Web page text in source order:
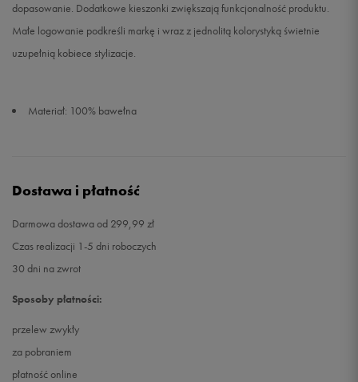
dopasowanie. Dodatkowe kieszonki zwiększają funkcjonalność produktu.
Małe logowanie podkreśli markę i wraz z jednolitą kolorystyką świetnie
uzupełnią kobiece stylizacje.
Materiał: 100% bawełna
Dostawa i płatność
Darmowa dostawa od 299,99 zł
Czas realizacji 1-5 dni roboczych
30 dni na zwrot
Sposoby płatności:
przelew zwykły
za pobraniem
płatność online